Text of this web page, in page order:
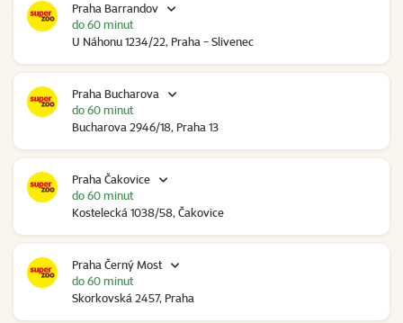
Praha Barrandov
U Náhonu 1234/22, Praha - Slivenec
do 60 minut
Praha Bucharova
Bucharova 2946/18, Praha 13
do 60 minut
Praha Čakovice
Kostelecká 1038/58, Čakovice
do 60 minut
Praha Černý Most
Skorkovská 2457, Praha
do 60 minut